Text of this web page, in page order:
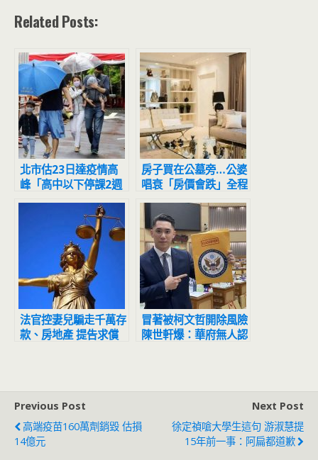
Related Posts:
北市估23日達疫情高
峰「高中以下停課2週
避難？」 雙北回應了
房子買在公墓旁…公婆
唱衰「房價會跌」全程
擺臭臉 人妻怒噴：等
到都買不起
法官控妻兒騙走千萬存
款、房地產 提告求償
冒著被柯文哲開除風險
陳世軒爆：華府無人認
Previous Post
高端疫苗160萬劑銷毀 估損
14億元
Next Post
徐定禎嗆大學生這句 游淑慧提
15年前一事：阿扁都道歉